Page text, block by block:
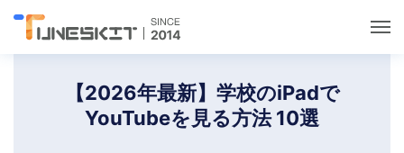
ユーティリティ
【2026年最新】学校のiPadで
YouTubeを見る方法 10選